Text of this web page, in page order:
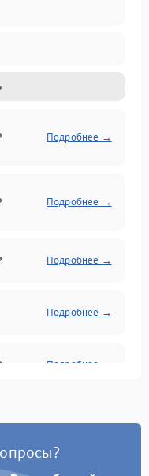
Подробнее →
Подробнее →
Подробнее →
Подробнее →
Подробнее →